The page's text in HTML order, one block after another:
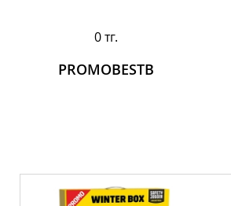
0 тг.
PROMOBESTB